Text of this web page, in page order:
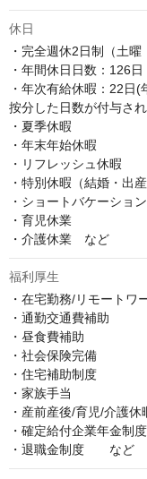
休日
・完全週休2日制（土曜
・年間休日日数：126日
・年次有給休暇：22日
按分した日数が付与さ
・夏季休暇
・年末年始休暇
・リフレッシュ休暇
・特別休暇（結婚・出
・ショートバケーショ
・育児休業
・介護休業　など
福利厚生
・在宅勤務/リモート
・通勤交通費補助
・昼食費補助
・社会保険完備
・住宅補助制度
・家族手当
・産前産後/育児/介護休
・確定給付企業年金制度
・退職金制度　　など